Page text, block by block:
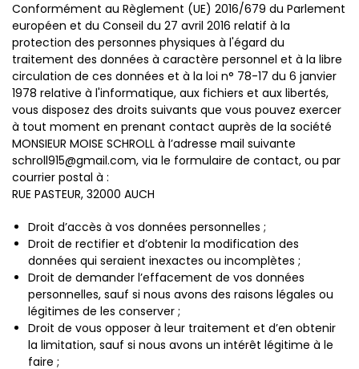
Conformément au Règlement (UE) 2016/679 du Parlement
européen et du Conseil du 27 avril 2016 relatif à la
protection des personnes physiques à l'égard du
traitement des données à caractère personnel et à la libre
circulation de ces données et à la loi n° 78-17 du 6 janvier
1978 relative à l'informatique, aux fichiers et aux libertés,
vous disposez des droits suivants que vous pouvez exercer
à tout moment en prenant contact auprès de la société
MONSIEUR MOISE SCHROLL à l’adresse mail suivante
schroll915@gmail.com, via le formulaire de contact, ou par
courrier postal à :
RUE PASTEUR, 32000 AUCH
Droit d’accès à vos données personnelles ;
Droit de rectifier et d’obtenir la modification des
données qui seraient inexactes ou incomplètes ;
Droit de demander l’effacement de vos données
personnelles, sauf si nous avons des raisons légales ou
légitimes de les conserver ;
Droit de vous opposer à leur traitement et d’en obtenir
la limitation, sauf si nous avons un intérêt légitime à le
faire ;